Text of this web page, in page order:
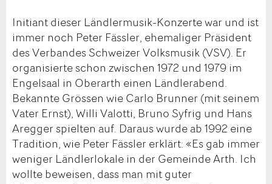
Initiant dieser Ländlermusik-Konzerte war und ist
immer noch Peter Fässler, ehemaliger Präsident
des Verbandes Schweizer Volksmusik (VSV). Er
organisierte schon zwischen 1972 und 1979 im
Engelsaal in Oberarth einen Ländlerabend.
Bekannte Grössen wie Carlo Brunner (mit seinem
Vater Ernst), Willi Valotti, Bruno Syfrig und Hans
Aregger spielten auf. Daraus wurde ab 1992 eine
Tradition, wie Peter Fässler erklärt: «Es gab immer
weniger Ländlerlokale in der Gemeinde Arth. Ich
wollte beweisen, dass man mit guter